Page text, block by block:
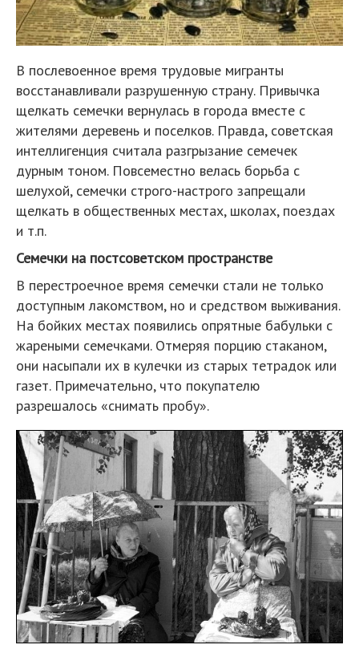
В послевоенное время трудовые мигранты
восстанавливали разрушенную страну. Привычка
щелкать семечки вернулась в города вместе с
жителями деревень и поселков. Правда, советская
интеллигенция считала разгрызание семечек
дурным тоном. Повсеместно велась борьба с
шелухой, семечки строго-настрого запрещали
щелкать в общественных местах, школах, поездах
и т.п.
Семечки на постсоветском пространстве
В перестроечное время семечки стали не только
доступным лакомством, но и средством выживания.
На бойких местах появились опрятные бабульки с
жареными семечками. Отмеряя порцию стаканом,
они насыпали их в кулечки из старых тетрадок или
газет. Примечательно, что покупателю
разрешалось «снимать пробу».